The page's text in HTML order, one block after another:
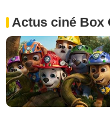
Actus ciné Box